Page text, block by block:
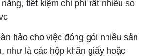
tiết kiệm chi phí rất nhiều so
hảo cho việc đóng gói nhiều sản
như là các hộp khăn giấy hoặc